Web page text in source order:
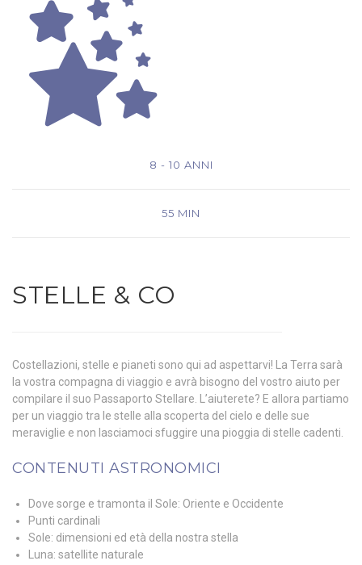
8 - 10 ANNI
55 MIN
STELLE & CO
Costellazioni, stelle e pianeti sono qui ad aspettarvi! La Terra sarà
la vostra compagna di viaggio e avrà bisogno del vostro aiuto per
compilare il suo Passaporto Stellare. L’aiuterete? E allora partiamo
per un viaggio tra le stelle alla scoperta del cielo e delle sue
meraviglie e non lasciamoci sfuggire una pioggia di stelle cadenti.
CONTENUTI ASTRONOMICI
Dove sorge e tramonta il Sole: Oriente e Occidente
Punti cardinali
Sole: dimensioni ed età della nostra stella
Luna: satellite naturale